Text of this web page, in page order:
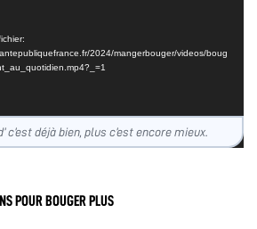
2024/mangerbouger/videos/boug
c’est déjà bien, plus c’est encore mieux.
POUR BOUGER PLUS